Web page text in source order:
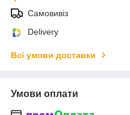
Самовивіз
Delivery
Всі умови доставки
Умови оплати